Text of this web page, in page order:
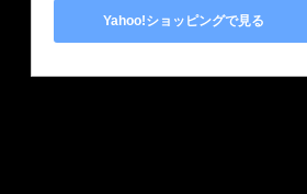
Yahoo!ショッピングで見る